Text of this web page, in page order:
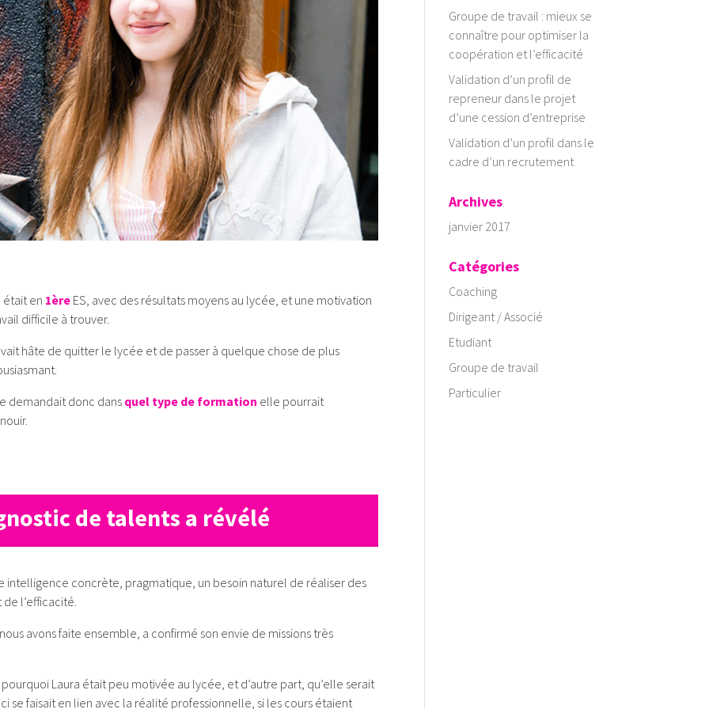
était en 1ère ES, avec des résultats moyens au lycée, et une motivation
difficile à trouver.
hâte de quitter le lycée et de passer à quelque chose de plus
demandait donc dans quel type de formation elle pourrait
de talents a révélé
intelligence concrète, pragmatique, un besoin naturel de réaliser des
l’efficacité.
avons faite ensemble, a confirmé son envie de missions très
Laura était peu motivée au lycée, et d’autre part, qu’elle serait
se faisait en lien avec la réalité professionnelle, si les cours étaient
Groupe de travail : mieux se
connaître pour optimiser la
coopération et l’efficacité
Validation d’un profil de
repreneur dans le projet
d’une cession d’entreprise
Validation d’un profil dans le
cadre d’un recrutement
Archives
janvier 2017
Catégories
Coaching
Dirigeant / Associé
Etudiant
Groupe de travail
Particulier